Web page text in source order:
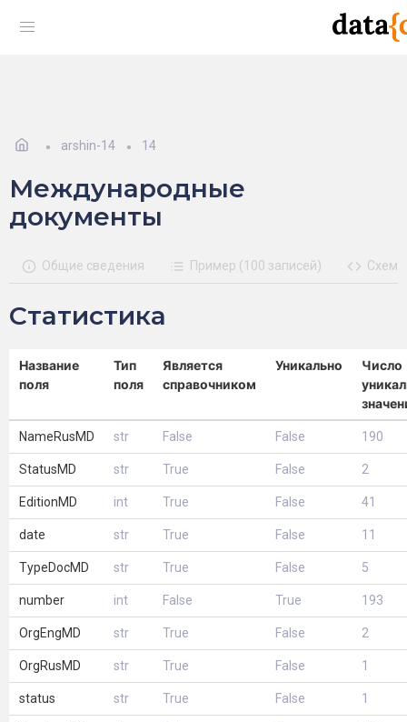
arshin-14 14
Международные
документы
Общие сведения Пример (100 записей) Схема
Статистика
Название
поля
Тип
поля
Является
справочником
Уникально
Число
NameRusMD str False False 190
StatusMD str True False 2
EditionMD int True False 41
date str True False 11
TypeDocMD str True False 5
number int False True 193
OrgEngMD str True False 2
OrgRusMD str True False 1
status str True False 1